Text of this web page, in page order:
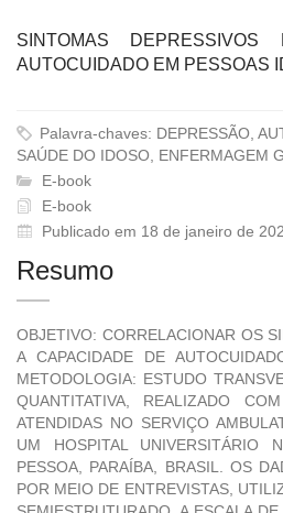
SINTOMAS
AUTOCUIDADO EM PESSOAS
Palavra-chaves: DEPRESSÃO,
SAÚDE DO IDOSO, ENFERMAGEM
E-book
E-book
Publicado em 18 de janeiro de
Resumo
OBJETIVO: CORRELACIONAR OS
A CAPACIDADE DE
METODOLOGIA: ESTUDO
QUANTITATIVA, REALIZADO
ATENDIDAS NO SERVIÇO
UM HOSPITAL UNIVERSITÁRIO
PESSOA, PARAÍBA, BRASIL. OS
POR MEIO DE ENTREVISTAS,